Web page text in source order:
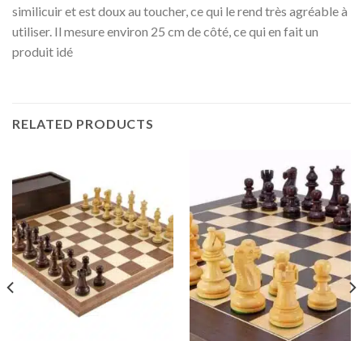
similicuir et est doux au toucher, ce qui le rend très agréable à
utiliser. Il mesure environ 25 cm de côté, ce qui en fait un
produit idé
RELATED PRODUCTS